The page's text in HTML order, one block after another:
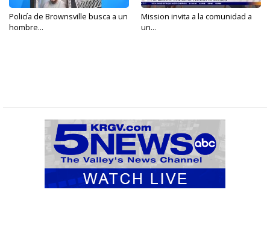
Policía de Brownsville busca a un
hombre...
Mission invita a la comunidad a
un...